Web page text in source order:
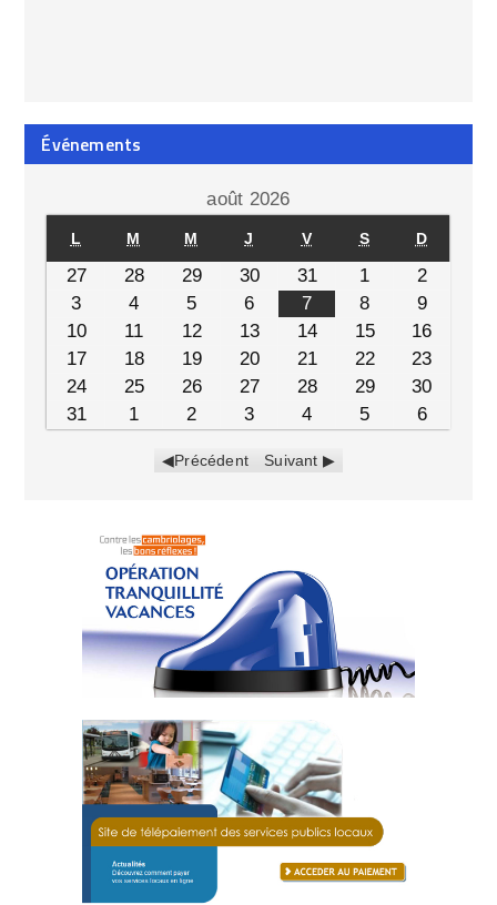
Événements
août 2026
L M M J V S D
27 28 29 30 31 1
2
3
4 5 6 7 8
9
10
11 12 13 14 15
16
17
18 19 20 21 22
23
24
25 26 27 28 29
30
31
1 2 3 4 5 6
Précédent Suivant